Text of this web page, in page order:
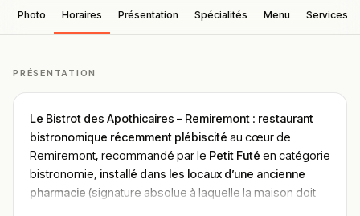
Photo Horaires Présentation Spécialités Menu Services
PRÉSENTATION
Le Bistrot des Apothicaires – Remiremont : restaurant
bistronomique récemment plébiscité au cœur de
Remiremont, recommandé par le Petit Futé en catégorie
bistronomie, installé dans les locaux d’une ancienne
pharmacie (signature absolue à laquelle la maison doit